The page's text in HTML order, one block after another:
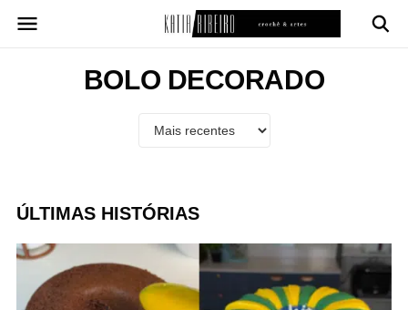
para
BOLO DECORADO
ÚLTIMAS HISTÓRIAS